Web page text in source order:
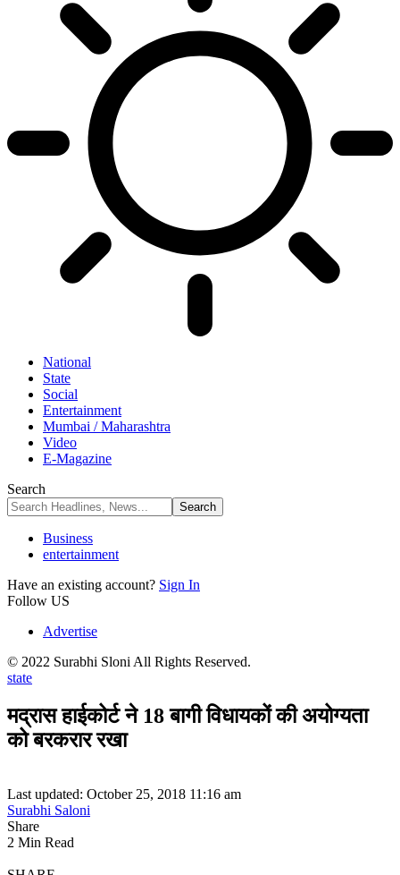
National
State
Social
Entertainment
Mumbai / Maharashtra
Video
E-Magazine
Search
Business
entertainment
Have an existing account? Sign In
Follow US
Advertise
© 2022 Surabhi Sloni All Rights Reserved.
state
मद्रास हाईकोर्ट ने 18 बागी विधायकों की अयोग्यता
को बरकरार रखा
Last updated: October 25, 2018 11:16 am
Surabhi Saloni
Share
2 Min Read